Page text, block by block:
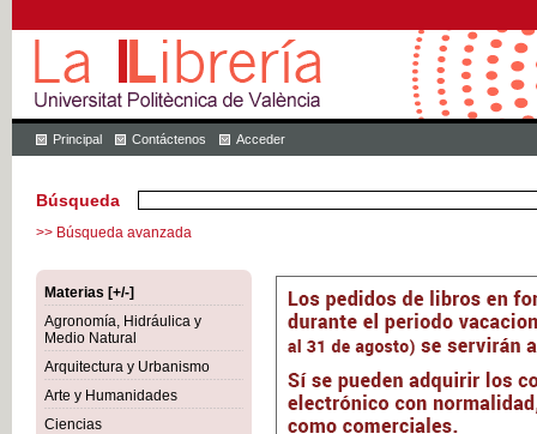
Principal Contáctenos Acceder
Búsqueda
>> Búsqueda avanzada
Materias [+/-]
Agronomía, Hidráulica y
Medio Natural
Arquitectura y Urbanismo
Arte y Humanidades
Ciencias